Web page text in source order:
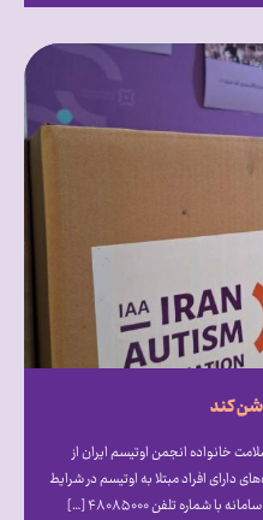
کند
خانواده انجمن اوتیسم ایران از
دارای افراد مبتلا به اوتیسم در شرایط
شماره تلفن ۴۸۰۸۵۰۰۰ […]